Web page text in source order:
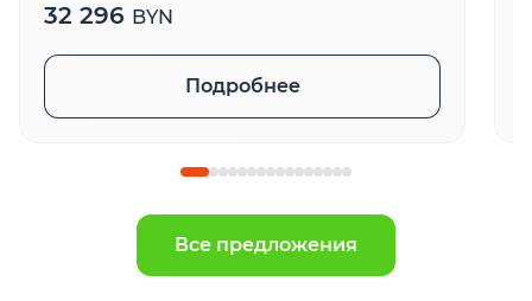
32 296 BYN
Подробнее
Все предложения